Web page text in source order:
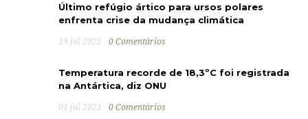
Último refúgio ártico para ursos polares
enfrenta crise da mudança climática
19 jul 2021 0 Comentários
Temperatura recorde de 18,3ºC foi registrada
na Antártica, diz ONU
01 jul 2021 0 Comentários